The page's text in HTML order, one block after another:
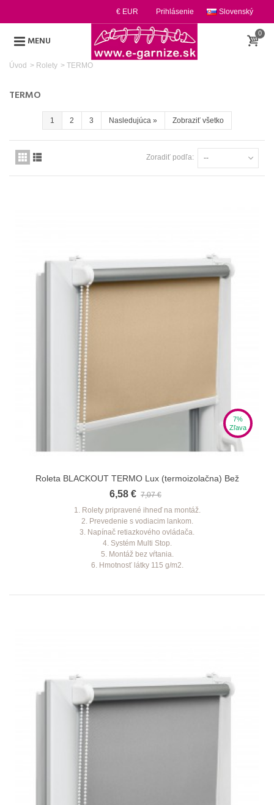
Slovenský
Prihlásenie
€ EUR
MENU
0
Úvod > Rolety > TERMO
TERMO
1 2 3 Nasledujúca» Zobraziť všetko
Zoradiť podľa: --
7%
Zľava
Roleta BLACKOUT TERMO Lux (termoizolačna) Bež
6,58 € 7,07 €
1. Rolety pripravené ihneď na montáž.
2. Prevedenie s vodiacim lankom.
3. Napínač retiazkového ovládača.
4. Systém Multi Stop.
5. Montáž bez vŕtania.
6. Hmotnosť látky 115 g/m2.